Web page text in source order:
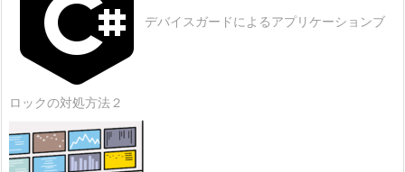
デバイスガードによるアプリケーションブ
ロックの対処方法２